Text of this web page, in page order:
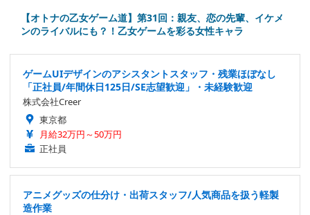
【オトナの乙女ゲーム道】第31回：親友、恋の先輩、イケメ
ンのライバルにも？！乙女ゲームを彩る女性キャラ
ゲームUIデザインのアシスタントスタッフ・残業ほぼなし
「正社員/年間休日125日/SE志望歓迎」・未経験歓迎
株式会社Creer
東京都
月給32万円～50万円
正社員
アニメグッズの仕分け・出荷スタッフ/人気商品を扱う軽製
造作業